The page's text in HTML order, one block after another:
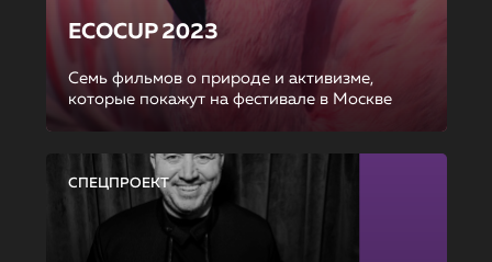
ECOCUP 2023
Семь фильмов о природе и активизме,
которые покажут на фестивале в Москве
СПЕЦПРОЕКТ